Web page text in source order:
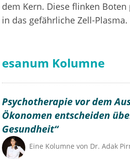
dem Kern. Diese flinken
in das gefährliche Zell-
esanum Kolumne
Psychotherapie vor dem
Ökonomen entscheiden
Gesundheit“
Eine Kolumne von Dr. Adak